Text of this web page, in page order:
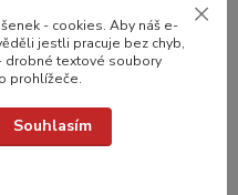
do 24 hodin v e-
shopu
- cookies. Aby náš e-
jestli pracuje bez chyb,
drobné textové soubory
prohlížeče.
Souhlasím